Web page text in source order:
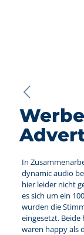
In
dynamic audio
hier leider nicht
es sich um ein
wurden die
eingesetzt. Beide
waren happy als